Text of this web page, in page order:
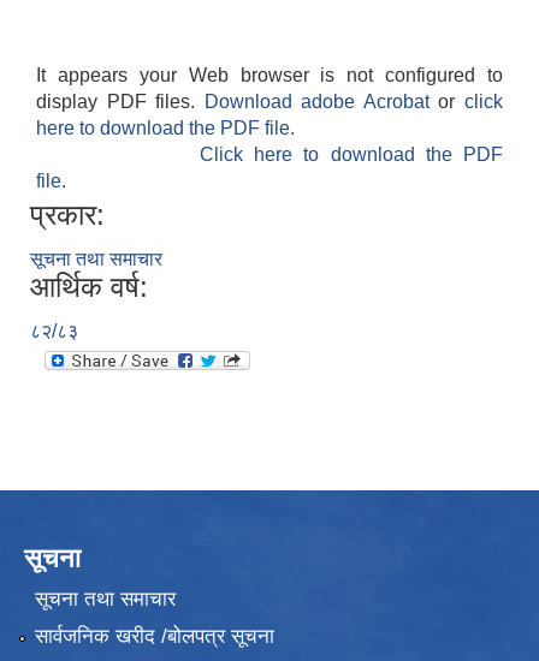
It appears your Web browser is not configured to
display PDF files.
Download adobe Acrobatorclick
here to download the PDF file.
Click here to download the PDF
file.
प्रकार:
सूचना तथा समाचार
आर्थिक वर्ष:
८२/८३
सूचना
सूचना तथा समाचार
सार्वजनिक खरीद /बोलपत्र सूचना